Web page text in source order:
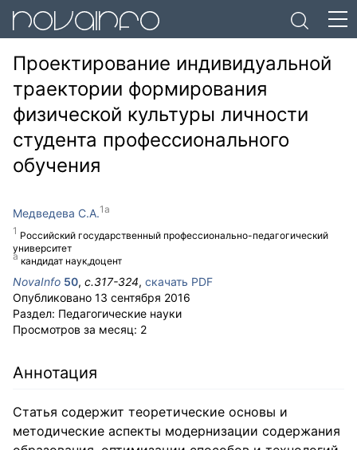
Проектирование индивидуальной
траектории формирования
физической культуры личности
студента профессионального
обучения
Медведева С.А.
Российский государственный профессионально-педагогический
университет
кандидат наук,доцент
NovaInfo 50, с.317-324, скачать PDF
Опубликовано 13 сентября 2016
Раздел: Педагогические науки
Просмотров за месяц: 2
Аннотация
Статья содержит теоретические основы и
методические аспекты модернизации содержания